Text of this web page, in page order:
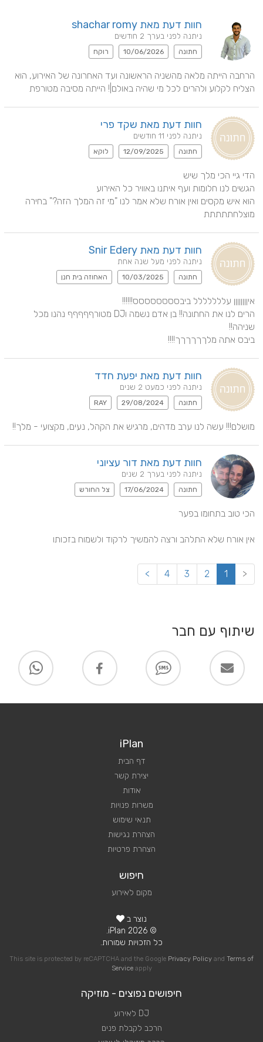
חוות דעת מאת shachar romy
ניתנה לפני בערך 2 חודשים
חתונה 10/06/2026 רוקח
הצליח לקלוע ולהרים לכל מי שהיה באולם|! הייתה מסיבה מטורפת
חוות דעת מאת שקד פרי
ניתנה לפני 11 חודשים
חתונה 12/09/2025 לוקא
מוצלחתתתתת
חוות דעת מאת Snir Edery
ניתנה לפני מעל שנה אחת
חתונה 10/03/2025 האחוזה בית חנן
ביבס אתה מלךךךךךך!!!!
חוות דעת מאת יפעת חדד
ניתנה לפני כמעט 2 שנים
חתונה 29/08/2024
RAY
מושלם!!! עשה לנו ערב מדהים, מרגיש את הקהל, נעים, מקצועי - מלך!!
חוות דעת מאת דור עציוני
ניתנה לפני בערך 2 שנים
חתונה 17/06/2024 צל החורש
אין אורח שלא התלהב ורצה להמשיך לרקוד ולשמוח בזכותו
<
1
2
3
4
>
שיתוף עם חבר
iPlan
דף הבית
יצירת קשר
אודות
משרות פנויות
תנאי שימוש
הצהרת נגישות
הצהרת פרטיות
חיפוש
מקום לאירוע
נוצר ב
© 2026 iPlan.
כל הזכויות שמורות.
This site is protected by reCAPTCHA and the Google Privacy Policy and Terms of
Serviceapply
חיפושים נפוצים - מוזיקה
DJ לאירוע
הרכב לקבלת פנים